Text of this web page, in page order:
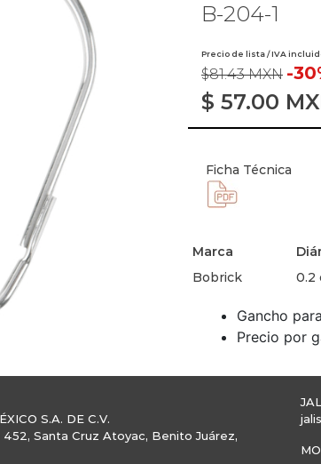
B-204-1
Precio de lista / IVA
$81.43 MXN -
$ 57.00
Ficha Técnica
Marca
Bobrick
0.2
Gancho
Precio por
S.A. DE C.V.
Santa Cruz Atoyac, Benito Juárez,